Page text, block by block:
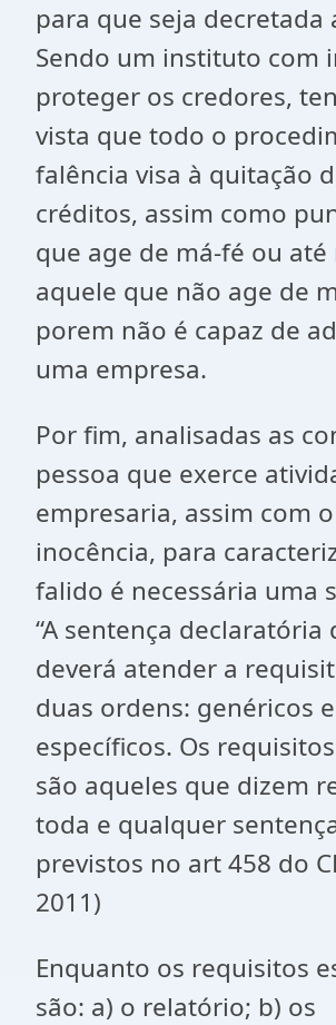
para que seja decretada
Sendo um instituto com
proteger os credores,
vista que todo o
falência visa à quitação
créditos, assim como
que age de má-fé ou até
aquele que não age de
porem não é capaz de
uma empresa.
Por fim, analisadas as
pessoa que exerce
empresaria, assim com
inocência, para
falido é necessária uma
“A sentença declaratória
deverá atender a
duas ordens: genéricos e
específicos. Os
são aqueles que dizem
toda e qualquer
previstos no art 458 do
2011)
Enquanto os requisitos
são: a) o relatório; b) os